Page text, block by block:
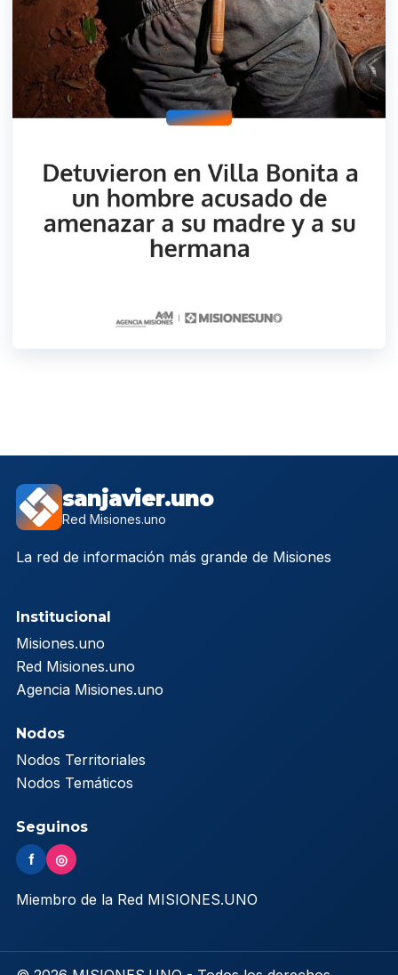
sanjavier.uno
Red Misiones.uno
La red de información más grande de Misiones
Institucional
Misiones.uno
Red Misiones.uno
Agencia Misiones.uno
Nodos
Nodos Territoriales
Nodos Temáticos
Seguinos
f ◎
Miembro de la Red MISIONES.UNO